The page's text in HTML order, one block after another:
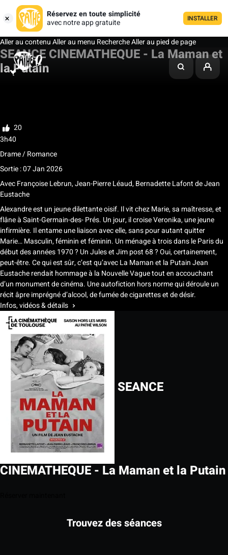
Réservez en toute simplicité
avec notre app gratuite
INSTALLER
Aller au contenuAller au menu RechercheAller au pied de page
SEANCE CINEMATHEQUE - La Maman et
la Putain
20
3h40
Drame / Romance
Sortie : 07 Jan 2026
AvecFrançoise Lebrun, Jean-Pierre Léaud, Bernadette LafontdeJean
Eustache
Alexandre est un jeune dilettante oisif. Il vit chez Marie, sa maîtresse, et
flâne à Saint-Germain-des- Prés. Un jour, il croise Veronika, une jeune
infirmière. Il entame une liaison avec elle, sans pour autant quitter
Marie… Masculin, féminin et féminin. Un ménage à trois dans le Paris du
début des années 1970 ? Un Jules et Jim post 68 ? Oui, certainement,
peut-être. Ce qui est sûr, c’est qu’avec La Maman et la Putain Jean
Eustache rendait hommage à la Nouvelle Vague tout en accouchant
d’un monument de cinéma. Une autofiction hors norme qui déroule un
récit âpre imprégné d’alcool, de fumée de cigarettes et de désir.
Infos, vidéos & détails
SEANCE
CINEMATHEQUE - La Maman et la Putain
Trouvez des séances